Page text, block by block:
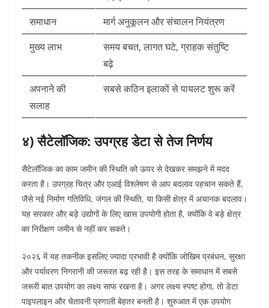
समाधान
मार्ग अनुकूलन और संचालन नियंत्रण
मुख्य लाभ
समय बचत, लागत घटे, ग्राहक संतुष्टि
बढ़े
अपनाने की
सलाह
सबसे कठिन इलाकों से पायलट शुरू करें
४) सैटेलॉजिक: उपग्रह डेटा से तेज निर्णय
सैटेलॉजिक का काम जमीन की स्थिति को ऊपर से देखकर समझने में मदद
करता है। उपग्रह चित्र और एआई विश्लेषण से आप बदलाव पहचान सकते हैं,
जैसे नई निर्माण गतिविधि, जंगल की स्थिति, या किसी क्षेत्र में अचानक बदलाव।
यह सरकार और बड़े उद्योगों के लिए खास उपयोगी होता है, क्योंकि वे बड़े क्षेत्र
का निरीक्षण जमीन से नहीं कर सकते।
२०२६ में यह तकनीक इसलिए ज्यादा प्रभावी है क्योंकि जोखिम प्रबंधन, सुरक्षा
और पर्यावरण निगरानी की जरूरत बढ़ रही है। इस तरह के समाधान में सबसे
जरूरी बात उपयोग का लक्ष्य साफ रखना है। अगर लक्ष्य स्पष्ट होगा, तो डेटा
पाइपलाइन और चेतावनी प्रणाली बेहतर बनती है। शुरुआत में एक उपयोग